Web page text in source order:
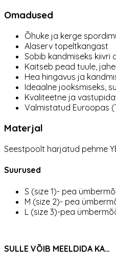
Omadused
Õhuke ja kerge
Alaserv topeltkangast
Sobib kandmiseks kiivri
Kaitseb pead tuule,
Hea hingavus ja
Ideaalne jooksmiseks,
Kvaliteetne ja
Valmistatud Euroopas
Materjal
Seestpoolt harjatud pehme
Suurused
S (size 1)- pea
M (size 2)- pea
L (size 3)-pea
SULLE VÕIB MEELDIDA KA…